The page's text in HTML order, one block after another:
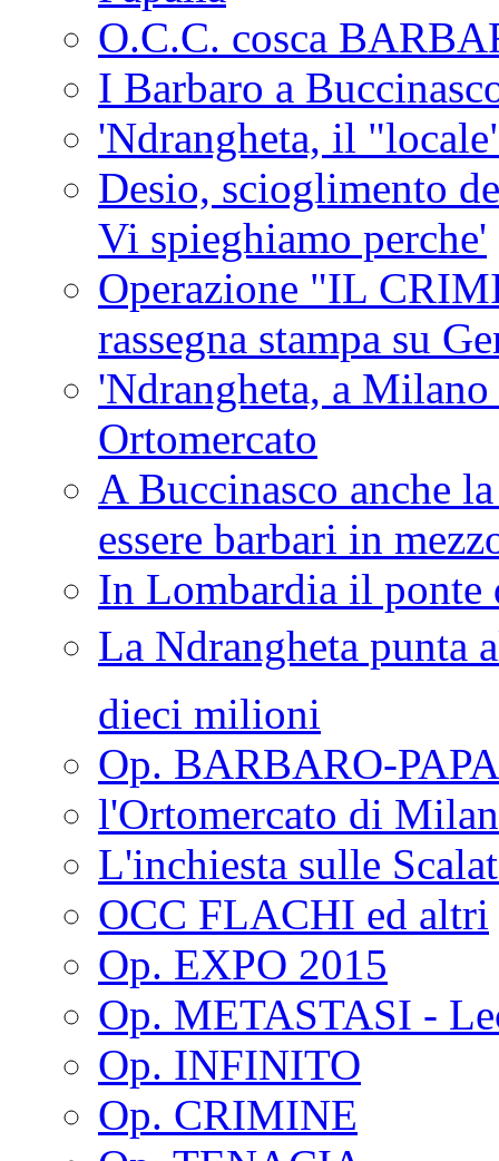
O.C.C. cosca
I Barbaro a
'Ndrangheta, il
Desio, scioglimento
Vi spieghiamo perche'
Operazione "IL
rassegna stampa su
'Ndrangheta, a Milano
Ortomercato
A Buccinasco anche
essere barbari in
In Lombardia il ponte
La Ndrangheta
dieci milioni
Op. BARBARO-
l'Ortomercato di
L'inchiesta sulle
OCC FLACHI ed altri
Op. EXPO 2015
Op. METASTASI -
Op. INFINITO
Op. CRIMINE